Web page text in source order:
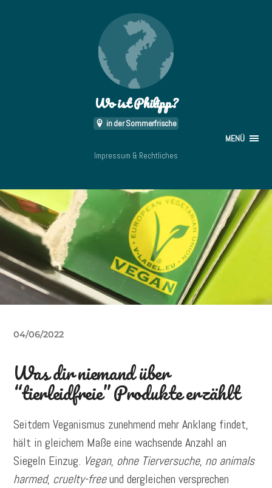
Wo ist Philipp?
in der Sommerfrische
MENÜ
Impressum & Rechtliches
04/06/2022
Was dir niemand über
“tierleidfreie” Produkte erzählt
Seitdem Veganismus zunehmend mehr Anklang findet,
hält in gleichem Maße eine wachsende Anzahl an
Siegeln Einzug. Vegan, ohne Tierversuche, no animals
harmed, cruelty-freeund dergleichen versprechen